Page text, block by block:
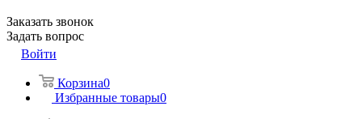
Заказать звонок
Задать вопрос
Войти
Корзина0
Избранные товары0